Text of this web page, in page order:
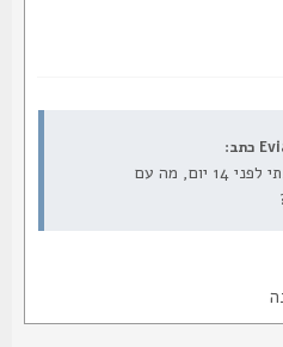
היי הזמנתי לפני 14 יום, מה עם